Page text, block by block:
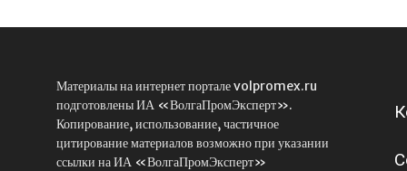
Материалы на интернет портале volpromex.ru
подготовлены ИА «ВолгаПромЭксперт».
Копирование, использование, частичное
цитирование материалов возможно при указании
ссылки на ИА «ВолгаПромЭксперт»